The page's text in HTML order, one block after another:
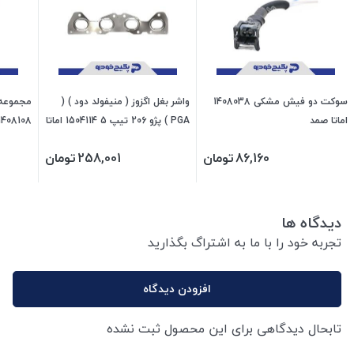
سوکت دو فیش مشکی 1408038
اماتا صمد
86,160تومان
واشر بغل اگزوز ( منیفولد دود ) (
PGA ) پژو 206 تیپ 5 1504114 اماتا
258,001تومان
1408108 اماتا
دیدگاه ها
تجربه خود را با ما به اشتراگ بگذارید
افزودن دیدگاه
تابحال دیدگاهی برای این محصول ثبت نشده